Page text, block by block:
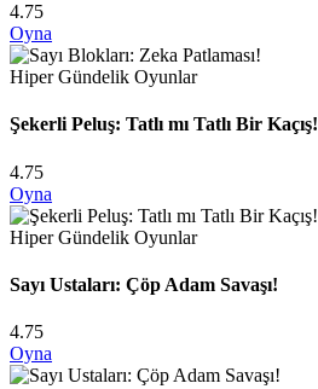
4.75
Oyna
Hiper Gündelik Oyunlar
Şekerli Peluş: Tatlı mı Tatlı Bir Kaçış!
4.75
Oyna
Hiper Gündelik Oyunlar
Sayı Ustaları: Çöp Adam Savaşı!
4.75
Oyna